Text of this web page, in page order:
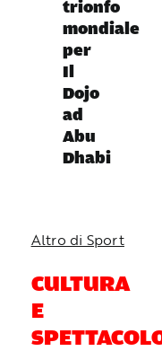
trionfo
mondiale
per
Il
Dojo
ad
Abu
Dhabi
Altro di Sport
CULTURA
E